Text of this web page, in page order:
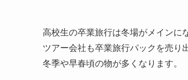
高校生の卒業旅行は冬場がメインに
ツアー会社も卒業旅行パックを売り
冬季や早春頃の物が多くなります。